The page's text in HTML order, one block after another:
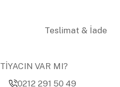
Teslimat & İade
VAR MI?
0212 291 50 49